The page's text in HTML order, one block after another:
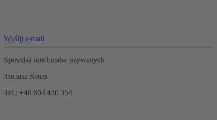
Wyślij e-mail
Sprzedaż autobusów używanych
Tomasz Kotas
Tel.: +48 694 430 354